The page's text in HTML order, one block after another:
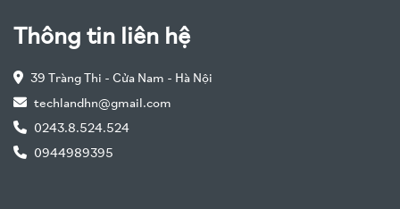
Thông tin liên hệ
39 Tràng Thi - Cửa Nam - Hà Nội
techlandhn@gmail.com
0243.8.524.524
0944989395